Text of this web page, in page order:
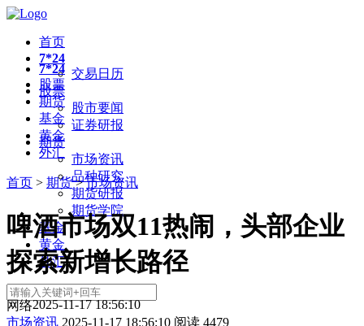
首页
7*24
交易日历
股票
股市要闻
证券研报
期货
市场资讯
品种研究
期货研报
期货学院
基金
黄金
外汇
7*24
股票
期货
基金
黄金
外汇
首页 > 期货>市场资讯
啤酒市场双11热闹，头部企业
探索新增长路径
网络2025-11-17 18:56:10
市场资讯 2025-11-17 18:56:10 阅读 4479